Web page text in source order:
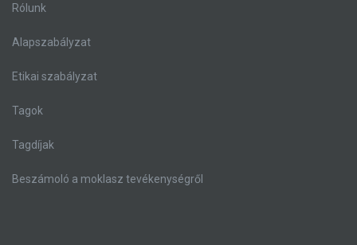
Rólunk
Alapszabályzat
Etikai szabályzat
Tagok
Tagdíjak
Beszámoló a moklasz tevékenységről